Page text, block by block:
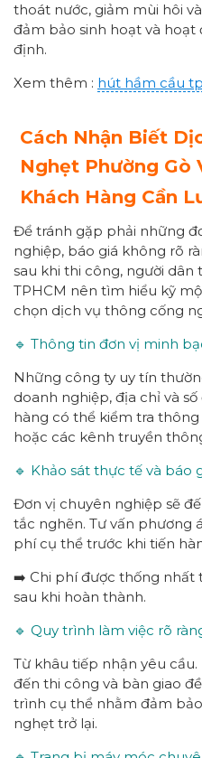
thoát nước, giảm mùi hôi
đảm bảo sinh hoạt và hoạt
định.
Xem thêm : hút hầm cầu
Cách Nhận Biết
Nghẹt Phường Gò
Khách Hàng Cần
Để tránh gặp phải những
nghiệp, báo giá không rõ
sau khi thi công, người dân
TPHCM nên tìm hiểu kỹ
chọn dịch vụ thông cống
🔹 Thông tin đơn vị minh
Những công ty uy tín
doanh nghiệp, địa chỉ và
hàng có thể kiểm tra
hoặc các kênh truyền
🔹 Khảo sát thực tế và báo
Đơn vị chuyên nghiệp sẽ
tắc nghẽn. Tư vấn phương
phí cụ thể trước khi tiến
➡️ Chi phí được thống nhất
sau khi hoàn thành.
🔹 Quy trình làm việc rõ
Từ khâu tiếp nhận yêu
đến thi công và bàn giao
trình cụ thể nhằm đảm
nghẹt trở lại.